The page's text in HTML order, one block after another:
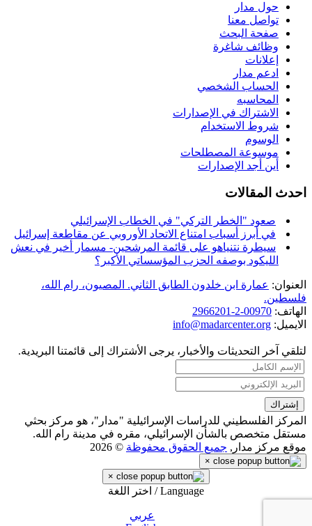
حول مدار
تواصل معنا
صفحة البحث
وظائف شاغرة
إعلانات
ادعم مدار
الحساب الشخصي
المحاسبه
الاشتراك في الإصدارات
شروط الاستخدام
الوسوم
موسوعة المصطلحات
أين أجد الإصدارات
احدث المقالات
صعود "الخطر التركي" في الخطاب الإسرائيلي
في أبرز أسباب امتناع الاتحاد الأوروبي عن مقاطعة إسرائيل
سيطرة نتنياهو على قائمة المرشحين- مسمار أخير في نعش
الليكود بوصفه الحزب المؤسساتي الأكبر؟
العنوان: عمارة ابن خلدون الطابق الثاني. المصيون، رام الله،
فلسطين.
الهاتف: 00970-2-2966201
الايميل: info@madarcenter.org
لتلقي آخر التحديثات والأخبار، يرجى الأشتراك إلى قائمتنا البريدية.
المركز الفلسطيني للدراسات الإسرائيلية "مدار"، هو مركز بحثي
مستقل متخصص بالشأن الإسرائيلي، مقره في مدينة رام الله.
موقع مركز مدار, جميع الحقوق محفوظة © 2026
×
×
Language / اختر اللغة
عربي